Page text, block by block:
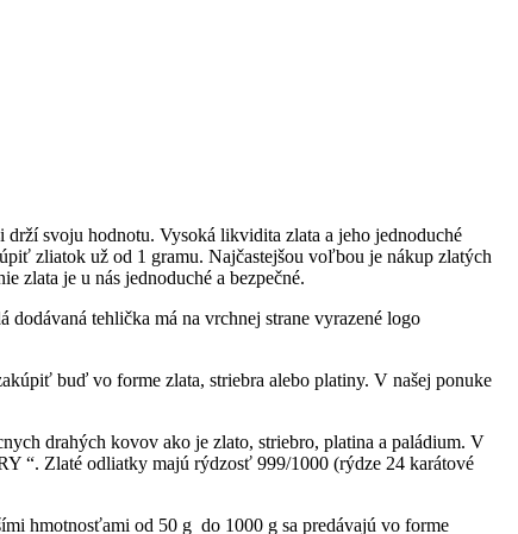
svoju hodnotu. Vysoká likvidita zlata a jeho jednoduché
zliatok už od 1 gramu. Najčastejšou voľbou je nákup zlatých
zlata je u nás jednoduché a bezpečné.
tehlička má na vrchnej strane vyrazené logo
buď vo forme zlata, striebra alebo platiny. V našej ponuke
drahých kovov ako je zlato, striebro, platina a paládium. V
“. Zlaté odliatky majú rýdzosť 999/1000 (rýdze 24 karátové
hmotnosťami od 50 g do 1000 g sa predávajú vo forme